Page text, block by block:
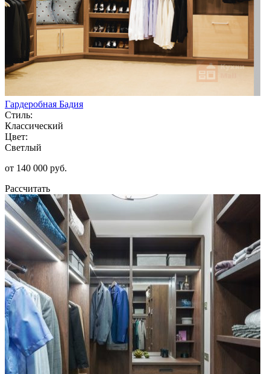
Гардеробная Бадия
Стиль:
Классический
Цвет:
Светлый
от 140 000 руб.
Рассчитать